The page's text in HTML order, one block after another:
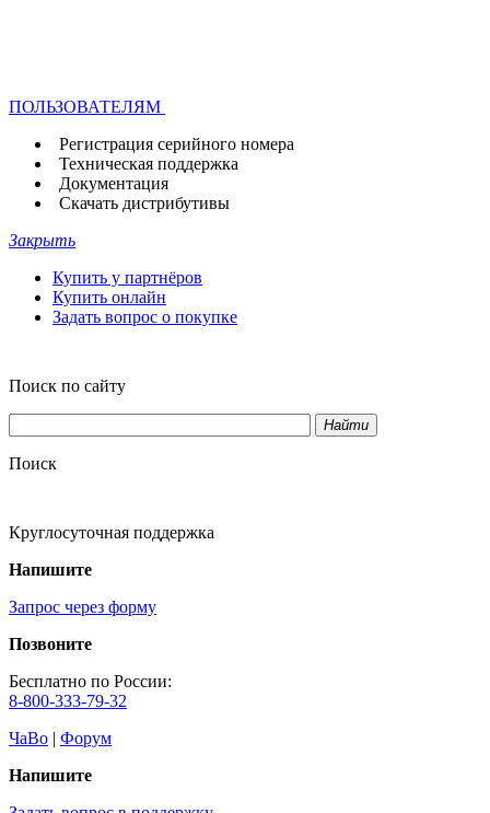
ПОЛЬЗОВАТЕЛЯМ
Регистрация серийного номера
Техническая поддержка
Документация
Скачать дистрибутивы
Закрыть
Купить у партнёров
Купить онлайн
Задать вопрос о покупке
Поиск по сайту
Найти
Поиск
Круглосуточная поддержка
Напишите
Запрос через форму
Позвоните
Бесплатно по России:
8-800-333-79-32
ЧаВо | Форум
Напишите